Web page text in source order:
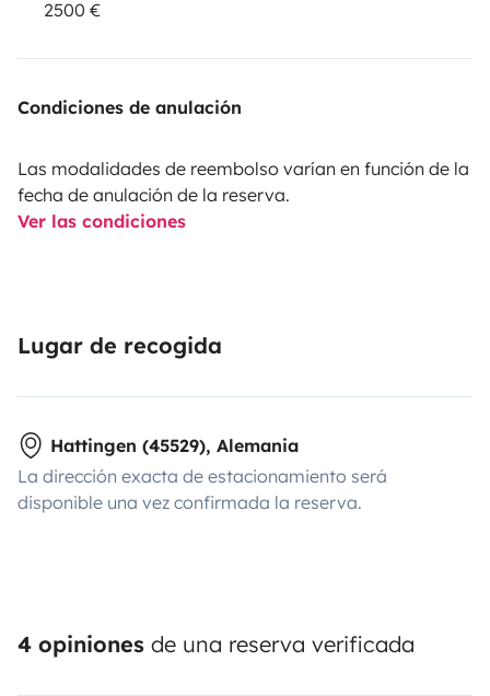
2500 €
Condiciones de anulación
Las modalidades de reembolso varían en función de la
fecha de anulación de la reserva.
Ver las condiciones
Lugar de recogida
Hattingen (45529), Alemania
La dirección exacta de estacionamiento será
disponible una vez confirmada la reserva.
4 opiniones de una reserva verificada